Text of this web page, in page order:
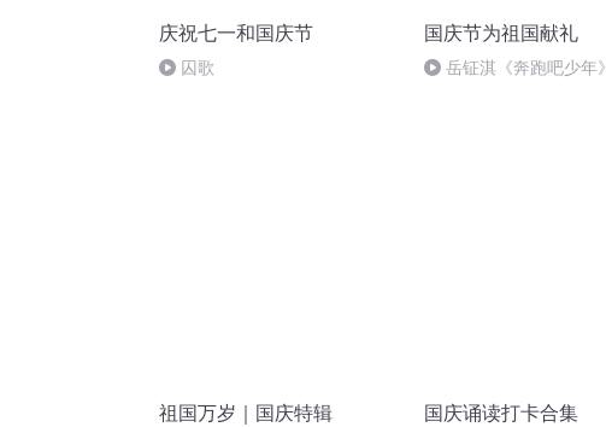
庆祝七一和国庆节
囚歌
国庆节为祖国献礼
岳钲淇《奔跑吧少年》
祖国万岁｜国庆特辑 国庆诵读打卡合集